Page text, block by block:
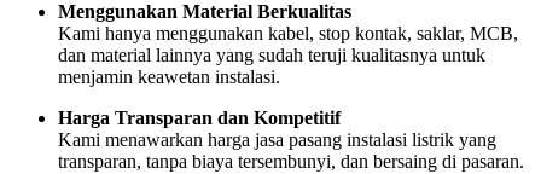
Menggunakan Material Berkualitas
Kami hanya menggunakan kabel, stop kontak, saklar, MCB,
dan material lainnya yang sudah teruji kualitasnya untuk
menjamin keawetan instalasi.
Harga Transparan dan Kompetitif
Kami menawarkan harga jasa pasang instalasi listrik yang
transparan, tanpa biaya tersembunyi, dan bersaing di pasaran.